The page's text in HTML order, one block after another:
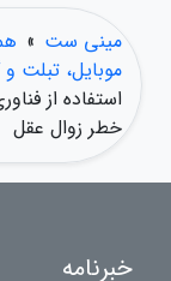
مینی ست »
موبایل، تبلت
استفاده از
خطر زوال عقل
خبرنامه